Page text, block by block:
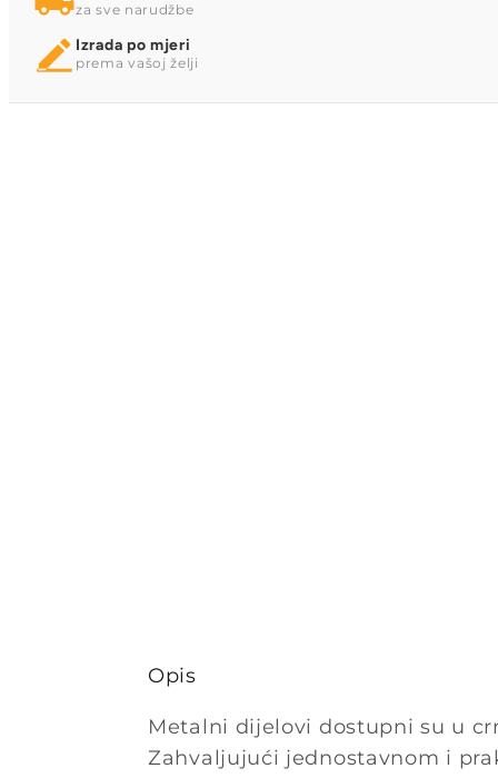
za sve narudžbe
Izrada po mjeri
prema vašoj želji
Opis
Metalni dijelovi dostupni su u
Zahvaljujući jednostavnom i